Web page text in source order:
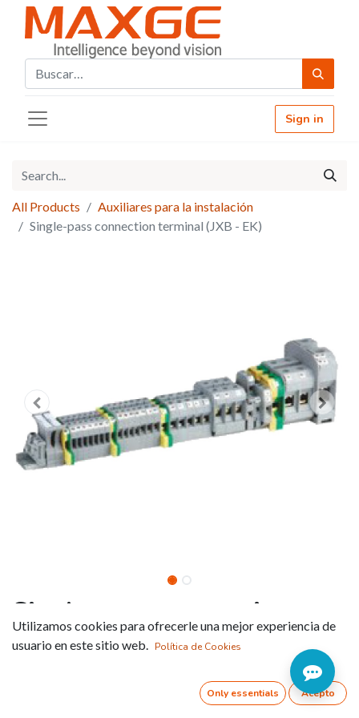
Sign in
All Products
Auxiliares para la instalación
Single-pass connection terminal (JXB - EK)
Single-pass connection
terminal (JXB - EK)
Utilizamos cookies para ofrecerle una mejor experiencia de
usuario en este sitio web. Política de Cookies
Only essentials Acepto